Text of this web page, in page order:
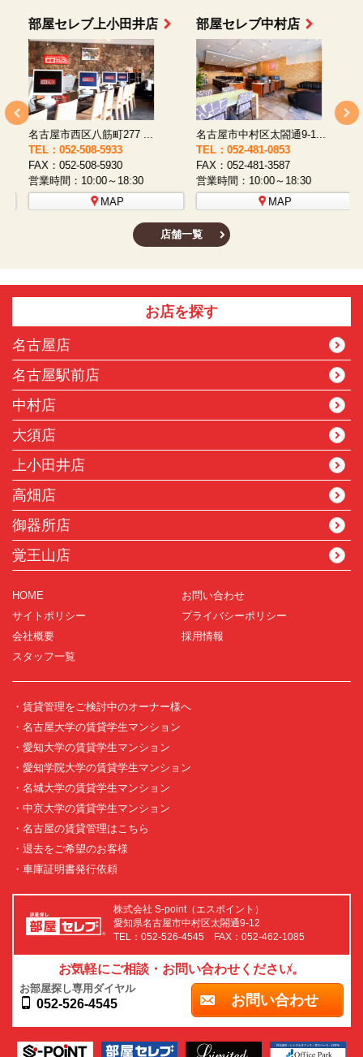
部屋セレブ上小田井店
名古屋市西区八筋町277 ...
TEL：052-508-5933
FAX：052-508-5930
営業時間：10:00～18:30
MAP
部屋セレブ中村店
名古屋市中村区太閤通9-1...
TEL：052-481-0853
FAX：052-481-3587
営業時間：10:00～18:30
MAP
店舗一覧
お店を探す
名古屋店
名古屋駅前店
中村店
大須店
上小田井店
高畑店
御器所店
覚王山店
HOME
お問い合わせ
サイトポリシー
プライバシーポリシー
会社概要
採用情報
スタッフ一覧
・賃貸管理をご検討中のオーナー様へ
・名古屋大学の賃貸学生マンション
・愛知大学の賃貸学生マンション
・愛知学院大学の賃貸学生マンション
・名城大学の賃貸学生マンション
・中京大学の賃貸学生マンション
・名古屋の賃貸管理はこちら
・退去をご希望のお客様
・車庫証明書発行依頼
株式会社 S-point（エスポイント）
愛知県名古屋市中村区太閤通9-12
TEL：052-526-4545 FAX：052-462-1085
お気軽にご相談・お問い合わせください。
お部屋探し専用ダイヤル
052-526-4545 お問い合わせ